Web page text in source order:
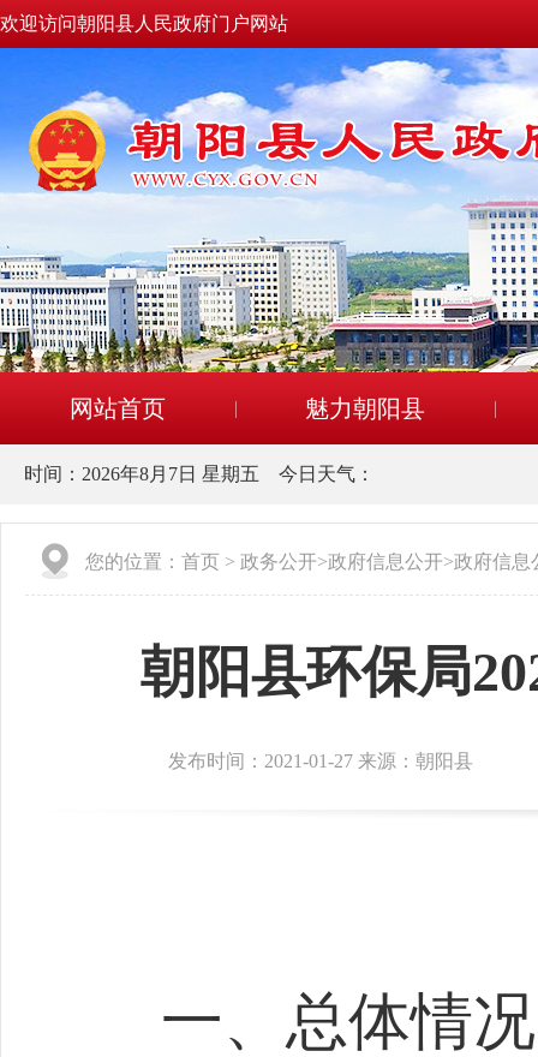
欢迎访问朝阳县人民政府门户网站
网站首页 魅力朝阳县
时间： 2026年8月7日 星期五 今日天气：
您的位置： 首页 > 政务公开>政府信息公开>政府信息
朝阳县环保局
发布时间：2021-01-27 来源：朝阳县
一、总体情况